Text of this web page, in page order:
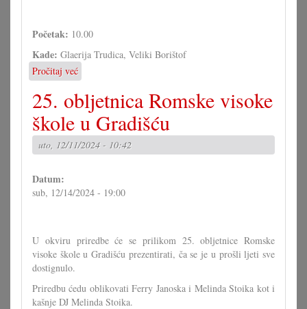
Početak: 10.00
Kade: Glaerija Trudica, Veliki Borištof
Pročitaj već
Otvaranje
adventske
izložbe
u
Galeriji
Trudica
25. obljetnica Romske visoke
škole u Gradišću
uto, 12/11/2024 - 10:42
Datum:
sub, 12/14/2024 - 19:00
U okviru priredbe će se prilikom 25. obljetnice Romske
visoke škole u Gradišću prezentirati, ča se je u prošli ljeti sve
dostignulo.
Priredbu ćedu oblikovati Ferry Janoska i Melinda Stoika kot i
kašnje DJ Melinda Stoika.